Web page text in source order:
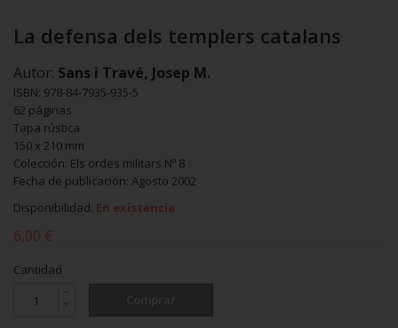
La defensa dels templers catalans
Autor: Sans i Travé, Josep M.
ISBN: 978-84-7935-935-5
62 páginas
Tapa rústica
150 x 210 mm
Colección: Els ordes militars Nº 8
Fecha de publicación: Agosto 2002
Disponibilidad: En existencia
6,00 €
Cantidad